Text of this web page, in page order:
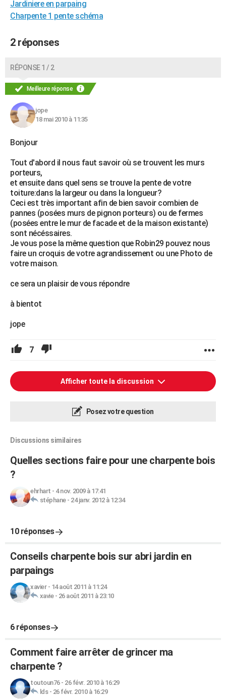
Jardiniere en parpaing
Charpente 1 pente schéma
2 réponses
RÉPONSE 1 / 2
Meilleure réponse
jope
18 mai 2010 à 11:35
Bonjour
Tout d'abord il nous faut savoir où se trouvent les murs
porteurs,
et ensuite dans quel sens se trouve la pente de votre
toiture:dans la largeur ou dans la longueur?
Ceci est très important afin de bien savoir combien de
pannes (posées murs de pignon porteurs) ou de fermes
(posées entre le mur de facade et de la maison existante)
sont nécéssaires.
Je vous pose la même question que Robin29 pouvez nous
faire un croquis de votre agrandissement ou une Photo de
votre maison.
ce sera un plaisir de vous répondre
à bientot
jope
7
Afficher toute la discussion
Posez votre question
Discussions similaires
Quelles sections faire pour une charpente bois
?
ehrhart - 4 nov. 2009 à 17:41
stéphane- 24 janv. 2012 à 12:34
10 réponses
Conseils charpente bois sur abri jardin en
parpaings
xavier- 14 août 2011 à 11:24
xavie- 26 août 2011 à 23:10
6 réponses
Comment faire arrêter de grincer ma
charpente ?
toutoun76- 26 févr. 2010 à 16:29
lds- 26 févr. 2010 à 16:29